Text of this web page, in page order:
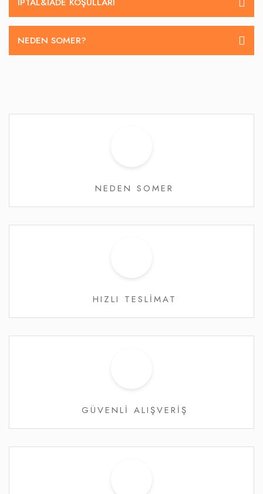
NEDEN SOMER?
NEDEN SOMER
HIZLI TESLİMAT
GÜVENLİ ALIŞVERİŞ